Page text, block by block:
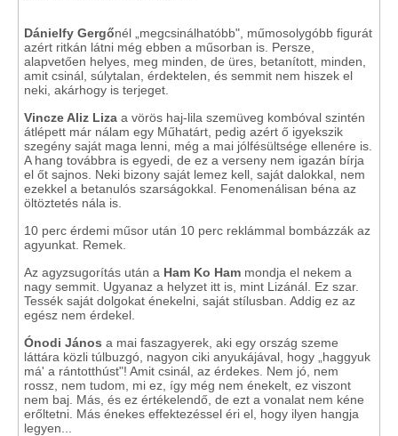
Dánielfy Gergőnél „megcsinálhatóbb", műmosolygóbb figurát
azért ritkán látni még ebben a műsorban is. Persze,
alapvetően helyes, meg minden, de üres, betanított, minden,
amit csinál, súlytalan, érdektelen, és semmit nem hiszek el
neki, akárhogy is terjeget.
Vincze Aliz Liza a vörös haj-lila szemüveg kombóval szintén
átlépett már nálam egy Műhatárt, pedig azért ő igyekszik
szegény saját maga lenni, még a mai jólfésültsége ellenére is.
A hang továbbra is egyedi, de ez a verseny nem igazán bírja
el őt sajnos. Neki bizony saját lemez kell, saját dalokkal, nem
ezekkel a betanulós szarságokkal. Fenomenálisan béna az
öltöztetés nála is.
10 perc érdemi műsor után 10 perc reklámmal bombázzák az
agyunkat. Remek.
Az agyzsugorítás után a Ham Ko Ham mondja el nekem a
nagy semmit. Ugyanaz a helyzet itt is, mint Lizánál. Ez szar.
Tessék saját dolgokat énekelni, saját stílusban. Addig ez az
egész nem érdekel.
Ónodi János a mai faszagyerek, aki egy ország szeme
láttára közli túlbuzgó, nagyon ciki anyukájával, hogy „haggyuk
má' a rántotthúst"! Amit csinál, az érdekes. Nem jó, nem
rossz, nem tudom, mi ez, így még nem énekelt, ez viszont
nem baj. Más, és ez értékelendő, de ezt a vonalat nem kéne
erőltetni. Más énekes effektezéssel éri el, hogy ilyen hangja
legyen...